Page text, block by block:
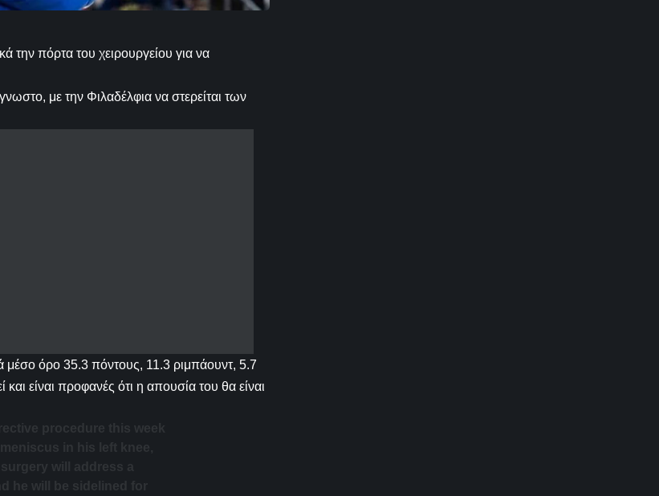
την πόρτα του χειρουργείου για να
με την Φιλαδέλφια να στερείται των
μέσο όρο 35.3 πόντους, 11.3 ριμπάουντ, 5.7
είναι προφανές ότι η απουσία του θα είναι